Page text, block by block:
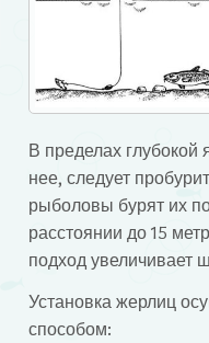
В пределах
нее, следует
рыболовы бурят их
расстоянии до 15
подход увеличивает
Установка жерлиц
способом: